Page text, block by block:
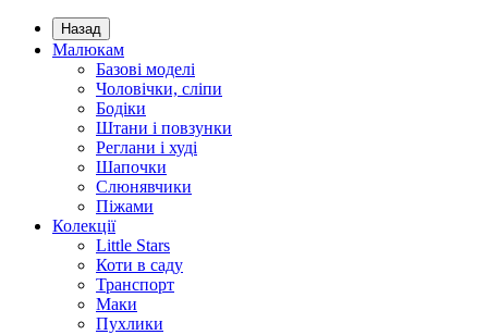
Назад
Малюкам
Базові моделі
Чоловічки, сліпи
Бодіки
Штани і повзунки
Реглани і худі
Шапочки
Слюнявчики
Піжами
Колекції
Little Stars
Коти в саду
Транспорт
Маки
Пухлики